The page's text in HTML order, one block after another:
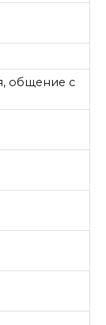
общение с